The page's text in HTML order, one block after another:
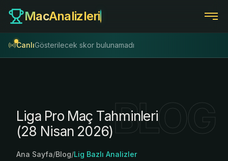
MacAnalizleri
CanlıGösterilecek skor bulunamadı
BLOG
Liga Pro Maç Tahminleri
(28 Nisan 2026)
Ana Sayfa/Blog/Lig Bazlı Analizler